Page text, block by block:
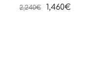
2,240€
Original
1,460€